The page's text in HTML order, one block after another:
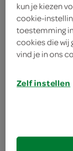
4
4 ovenvaste
braadslede
deel op
kun je kiezen
cookie-
toestemming
cookies die wij
vind je in ons
Zelf instellen